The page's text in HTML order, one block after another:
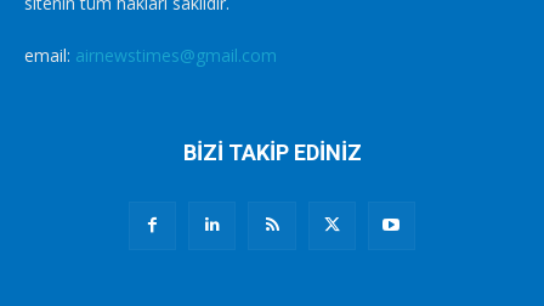
email: airnewstimes@gmail.com
BİZİ TAKİP EDİNİZ